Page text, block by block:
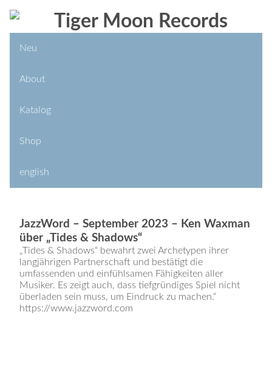
Neu
About
Katalog
Shop
english
JazzWord – September 2023 – Ken Waxman
über „Tides & Shadows“
„Tides & Shadows“ bewahrt zwei Archetypen ihrer
langjährigen Partnerschaft und bestätigt die
umfassenden und einfühlsamen Fähigkeiten aller
Musiker. Es zeigt auch, dass tiefgründiges Spiel nicht
überladen sein muss, um Eindruck zu machen.“
https://www.jazzword.com